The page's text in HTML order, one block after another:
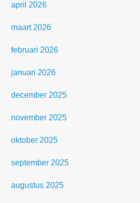
april 2026
maart 2026
februari 2026
januari 2026
december 2025
november 2025
oktober 2025
september 2025
augustus 2025